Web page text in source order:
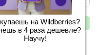
на Wildberries?
в 4 раза дешевле?
Научу!
следующий »